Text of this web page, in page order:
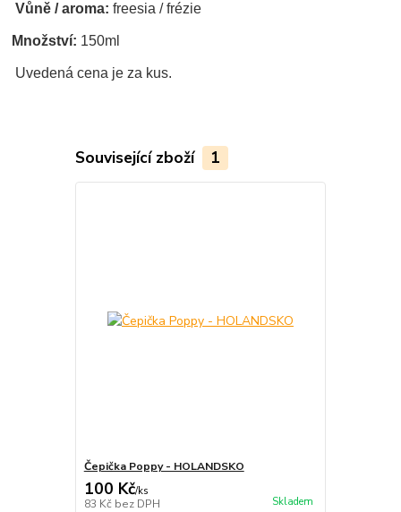
Vůně / aroma: freesia / frézie
Množství: 150ml
Uvedená cena je za kus.
Související zboží 1
Čepička Poppy - HOLANDSKO
100 Kč/ks
83 Kč bez DPH Skladem